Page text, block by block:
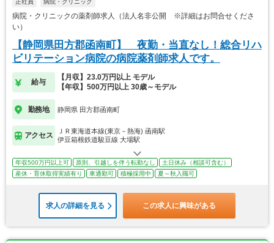
正社員 病院・クリニック
病院・クリニックの薬剤師求人（法人名非公開 ※詳細はお問合せくださ
い）
【静岡県田方郡函南町】 夜勤・当直なし！総合リハ
ビリテーション病院の病院薬剤師求人です。
給与
【月収】23.0万円以上 モデル
【年収】500万円以上 30歳～モデル
勤務地 静岡県 田方郡函南町
アクセス
ＪＲ東海道本線(東京－熱海) 函南駅
伊豆箱根鉄道駿豆線 大場駅
年収500万円以上可 原則、引越しを伴う転勤なし
土日休み（相談可含む）
産休・育休取得実績有り
車通勤可 積極採用中 夏～秋入職可
求人の詳細を見る この求人に興味がある